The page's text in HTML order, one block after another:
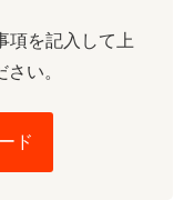
項を記入して上
い。
ド